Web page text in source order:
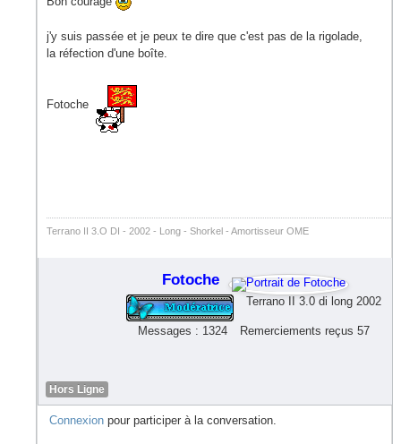
j'y suis passée et je peux te dire que c'est pas de la rigolade,
la réfection d'une boîte.
Fotoche
Terrano II 3.O DI - 2002 - Long - Shorkel - Amortisseur OME
Fotoche
Terrano II 3.0 di long 2002
Messages : 1324 Remerciements reçus 57
Hors Ligne
Connexion pour participer à la conversation.